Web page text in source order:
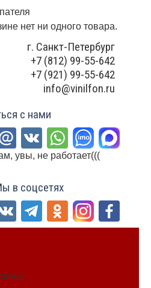
нет ни одного товара.
г. Санкт-Петербург
+7 (812) 99-55-642
+7 (921) 99-55-642
info@vinilfon.ru
с нами
увы, не работает(((
в соцсетях